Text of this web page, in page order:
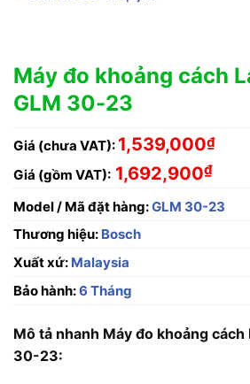
Máy đo khoảng cách
GLM 30-23
Giá (chưa VAT): 1,539,000₫
Giá (gồm VAT): 1,692,900₫
Model / Mã đặt hàng:GLM 30-23
Thương hiệu: Bosch
Xuất xứ: Malaysia
Bảo hành:6 Tháng
Mô tả nhanh Máy đo khoảng cách
30-23: